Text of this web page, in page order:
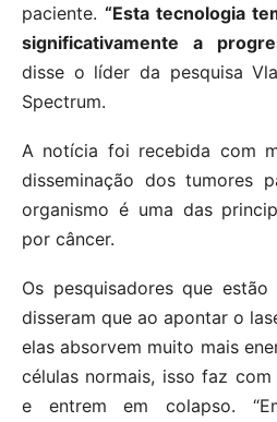
paciente.“Esta tecnologia
significativamente a
disse o líder da pesquisa
Spectrum.
A notícia foi recebida com
disseminação dos tumores
organismo é uma das
por câncer.
Os pesquisadores que
disseram que ao apontar o
elas absorvem muito mais
células normais, isso faz
e entrem em colapso.